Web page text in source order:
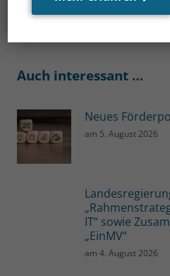
Auch interessant …
Neues
am 5. August 2026
IT“ sowie
„EinMV“
am4. August 2026